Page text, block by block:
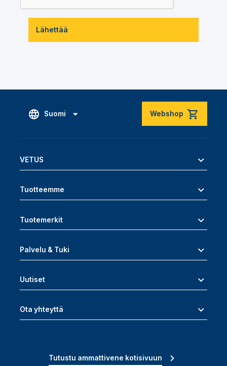
Lähettää
Suomi Webshop
VETUS
Tuotteemme
Tuotemerkit
Palvelu & Tuki
Uutiset
Ota yhteyttä
Tutustu ammattivene kotisivuun